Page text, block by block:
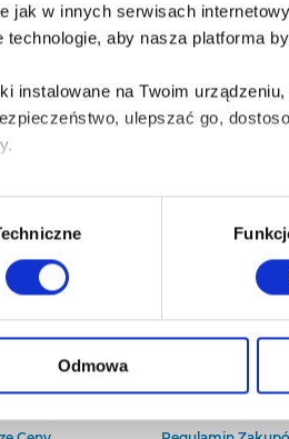
jak w innych serwisach
technologie, aby nasza platforma
instalowane na Twoim
ulepszać go,
które są nam niezbędne do
zgoda poprawi Twoje
Odmowa